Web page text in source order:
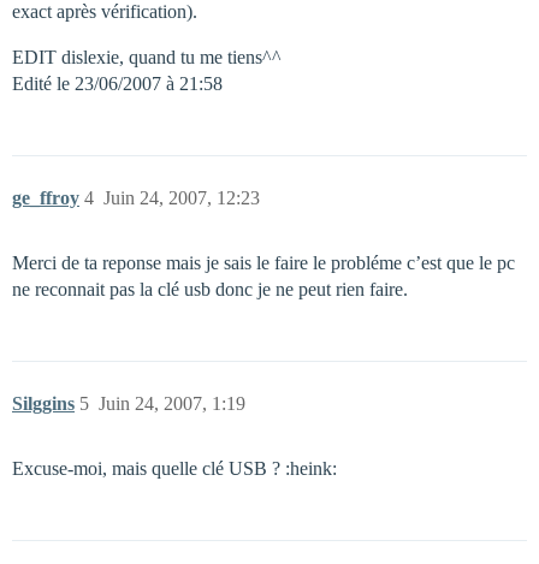
exact après vérification).
EDIT dislexie, quand tu me tiens^^
Edité le 23/06/2007 à 21:58
ge_ffroy Juin 24, 2007, 12:23
4
Merci de ta reponse mais je sais le faire le probléme c’est que le pc
ne reconnait pas la clé usb donc je ne peut rien faire.
Silggins Juin 24, 2007, 1:19
5
Excuse-moi, mais quelle clé USB ? :heink: